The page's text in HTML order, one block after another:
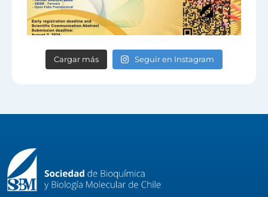
Cargar más Seguir en Instagram